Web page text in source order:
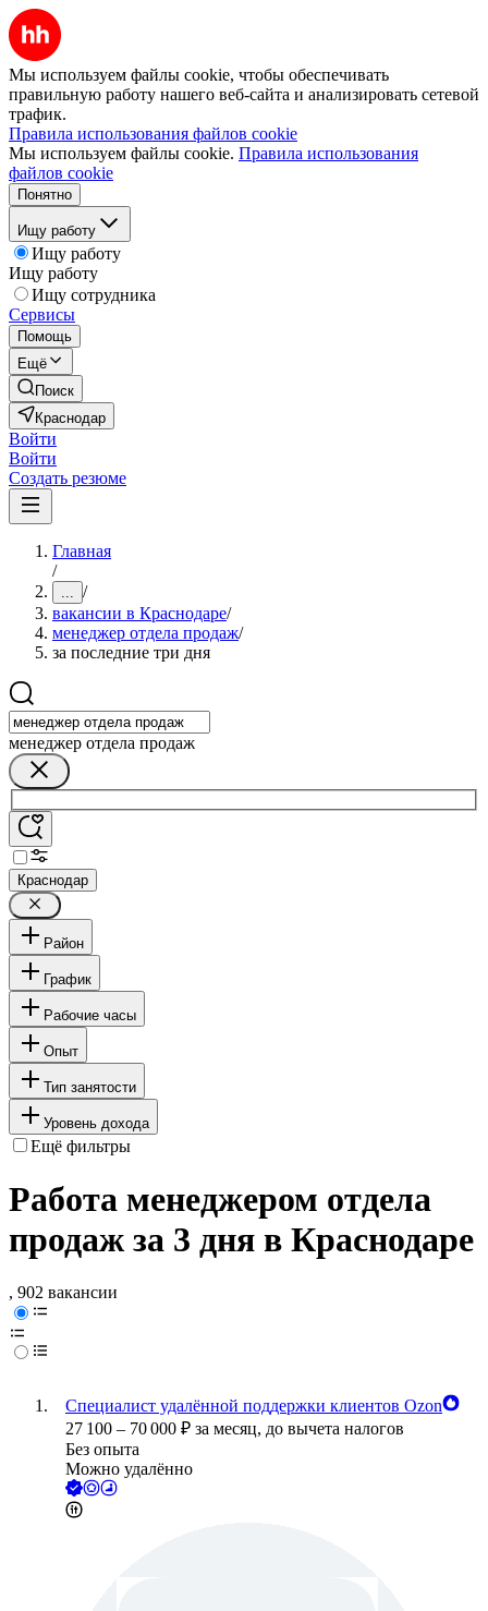
Мы используем файлы cookie, чтобы обеспечивать
правильную работу нашего веб-сайта и анализировать сетевой
трафик.
Правила использования файлов cookie
Мы используем файлы cookie. Правила использования
файлов cookie
Понятно
Ищу работу
Ищу работу
Ищу работу
Ищу сотрудника
Сервисы
Помощь
Ещё
Поиск
Краснодар
Войти
Войти
Создать резюме
Главная
/
... /
вакансии в Краснодаре/
менеджер отдела продаж/
за последние три дня
менеджер отдела продаж
Краснодар
Район
График
Рабочие часы
Опыт
Тип занятости
Уровень дохода
Ещё фильтры
Работа менеджером отдела
продаж за 3 дня в Краснодаре
, 902 вакансии
Специалист удалённой поддержки клиентов Ozon
27 100 – 70 000 ₽ за месяц, до вычета налогов
Без опыта
Можно удалённо